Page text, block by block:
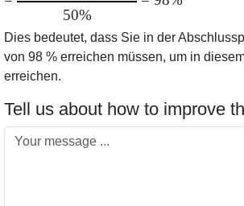
50%
Dies bedeutet, dass Sie in der
von 98 % erreichen müssen, um in
erreichen.
Tell us about how to improve